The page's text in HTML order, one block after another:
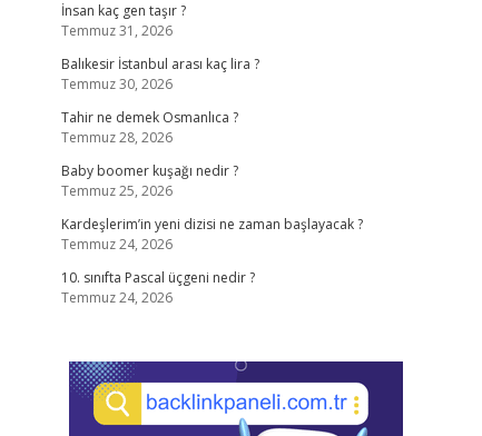
İnsan kaç gen taşır ?
Temmuz 31, 2026
Balıkesir İstanbul arası kaç lira ?
Temmuz 30, 2026
Tahir ne demek Osmanlıca ?
Temmuz 28, 2026
Baby boomer kuşağı nedir ?
Temmuz 25, 2026
Kardeşlerim’in yeni dizisi ne zaman başlayacak ?
Temmuz 24, 2026
10. sınıfta Pascal üçgeni nedir ?
Temmuz 24, 2026